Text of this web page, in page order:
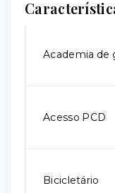
Academia de
Acesso PCD
Bicicletário